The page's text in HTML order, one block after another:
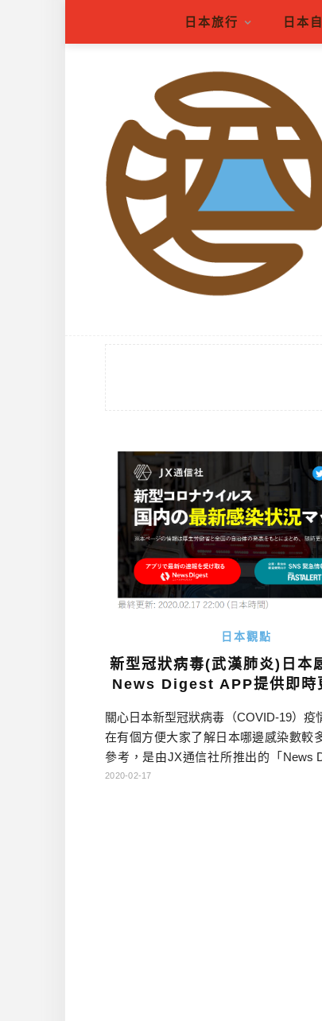
日本旅行 日本
日本觀點
新型冠狀病毒(武漢肺炎)日本
News Digest APP提供即時
關心日本新型冠狀病毒（COVID-19）疫
在有個方便大家了解日本哪邊感染數較
參考，是由JX通信社所推出的「News
提供，大家可下載APP看即時更新的地
2020-02-17